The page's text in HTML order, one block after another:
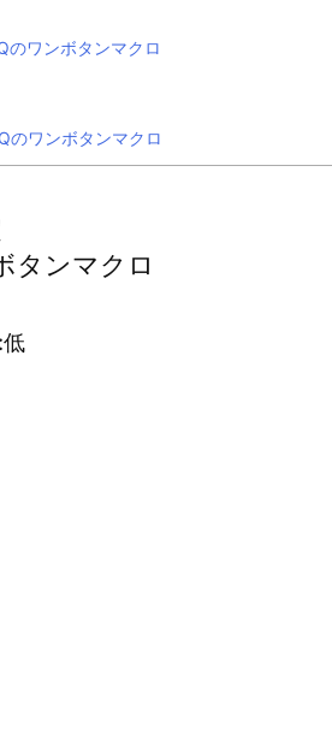
ワンボタンマクロ
ワンボタンマクロ
タンマクロ